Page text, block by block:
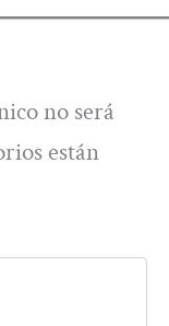
no será
están